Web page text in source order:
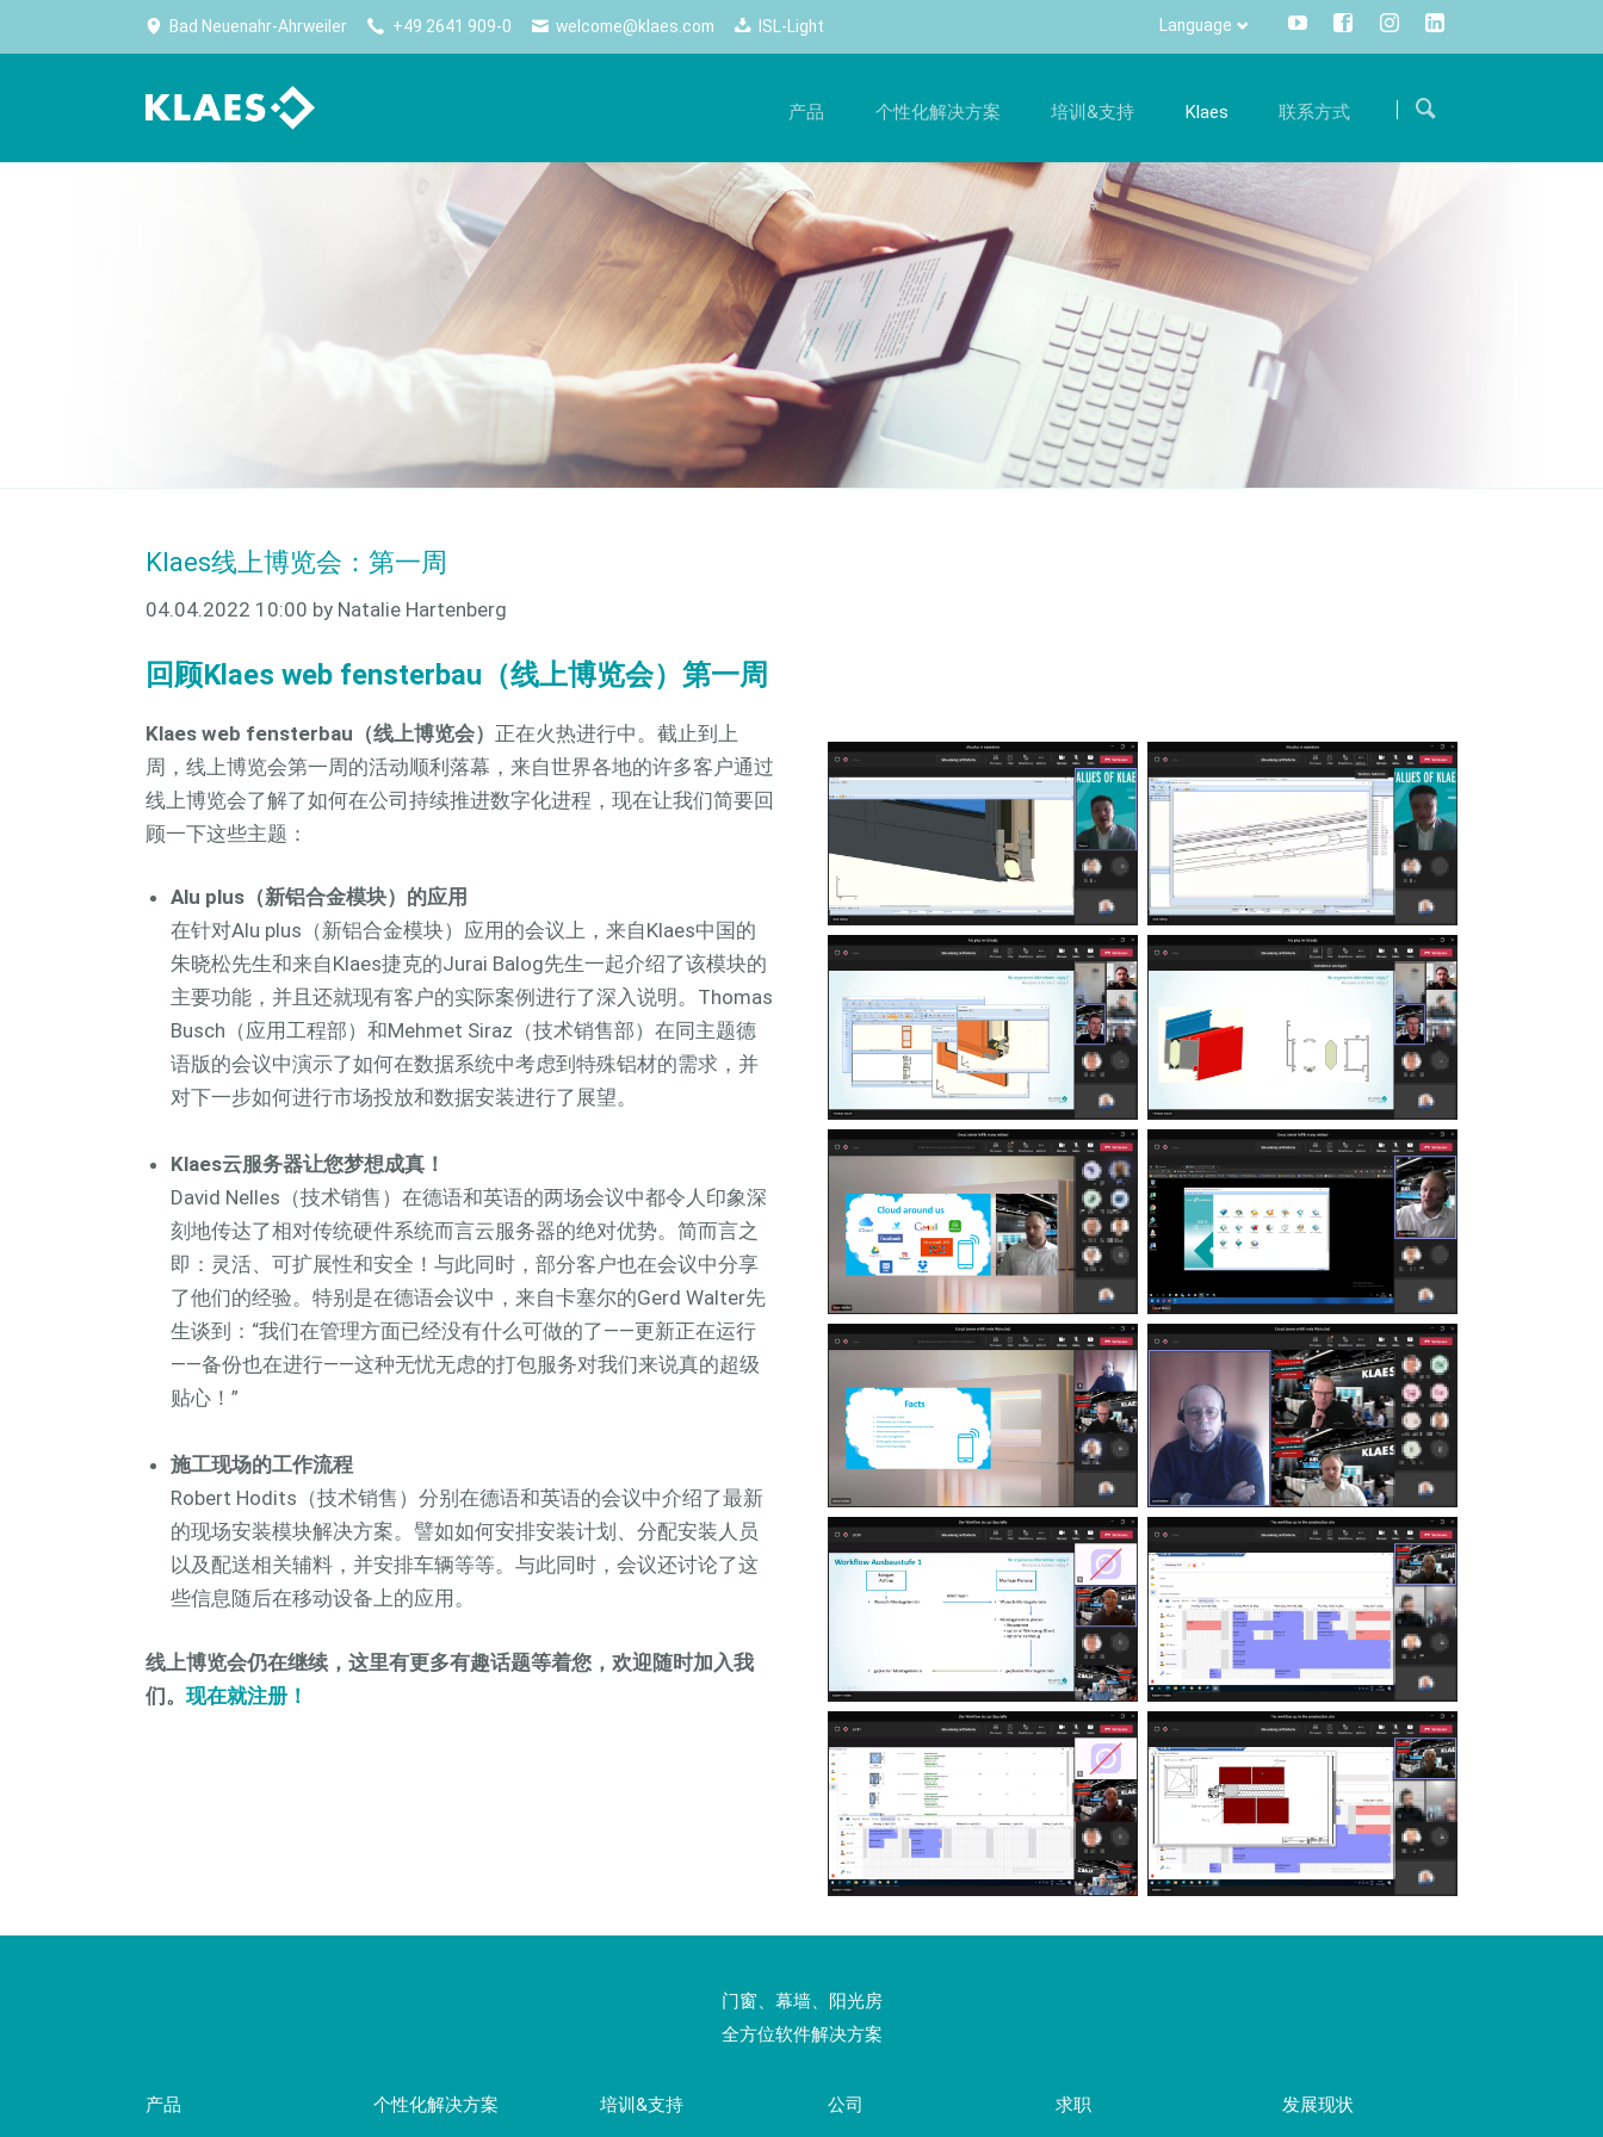
Bad Neuenahr-Ahrweiler +49 2641 909-0 welcome@klaes.com ISL-Light Language
navigation
产品
适合门窗制造专家的全方位解决方案
Klaes professional
实现自动化生产、适合各类门窗制造
Klaes trade
经销商门窗设计软件解决方案
阳光房、幕墙软件解决方案
个性化解决方案
生产管理
优化工作流程，提升生产质量
设备控制
卷帘配置器
门板配置
门设计师
CAM 2D
使用网络解决方案，尽享自由体验
网络商店
经销商端口
商务云
网页跟踪
经销商云服务
沟通
一键便可获取所有信息，灵活，全面
信息管理
CRM
DMS
培训&支持
手册
软件升级服务
硬件准备
Klaes
Klaes——门窗、幕墙、阳光房行业内，全球最大的
最新动态
随时掌握最新动态 ——Klaes的所有新闻和重要活动
一目了然。
电子期刊
Logos
成为我们国际团队的一员，用您的专业知识支持我
们。
招聘
联系方式
国际
热线电话
联系方式
Klaes线上博览会：第一周
04.04.2022 10:00 by Natalie Hartenberg
回顾Klaes web fensterbau（线上博览会）第一周
Klaes web fensterbau（线上博览会） 正在火热进行中。截止到上
周，线上博览会第一周的活动顺利落幕，来自世界各地的许多客户通过
线上博览会了解了如何在公司持续推进数字化进程，现在让我们简要回
顾一下这些主题：
Alu plus（新铝合金模块）的应用
在针对Alu plus（新铝合金模块）应用的会议上，来自Klaes中国的
朱晓松先生和来自Klaes捷克的Jurai Balog先生一起介绍了该模块的
主要功能，并且还就现有客户的实际案例进行了深入说明。Thomas
Busch（应用工程部）和Mehmet Siraz（技术销售部）在同主题德
语版的会议中演示了如何在数据系统中考虑到特殊铝材的需求，并
对下一步如何进行市场投放和数据安装进行了展望。
Klaes云服务器让您梦想成真！
David Nelles（技术销售）在德语和英语的两场会议中都令人印象深
刻地传达了相对传统硬件系统而言云服务器的绝对优势。简而言之
即：灵活、可扩展性和安全！与此同时，部分客户也在会议中分享
了他们的经验。特别是在德语会议中，来自卡塞尔的Gerd Walter先
生谈到：“我们在管理方面已经没有什么可做的了——更新正在运行
——备份也在进行——这种无忧无虑的打包服务对我们来说真的超级
贴心！”
施工现场的工作流程
Robert Hodits（技术销售）分别在德语和英语的会议中介绍了最新
的现场安装模块解决方案。譬如如何安排安装计划、分配安装人员
以及配送相关辅料，并安排车辆等等。与此同时，会议还讨论了这
些信息随后在移动设备上的应用。
线上博览会仍在继续，这里有更多有趣话题等着您，欢迎随时加入我
们。 现在就注册！
门窗、幕墙、阳光房
全方位软件解决方案
产品 个性化解决方案 培训&支持 公司 求职 发展现状